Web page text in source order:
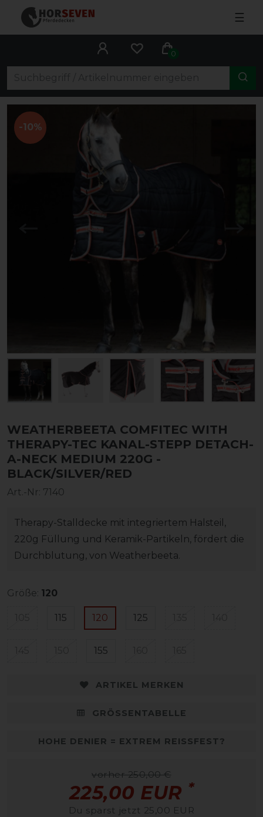
☰
0
-10%
WEATHERBEETA COMFITEC WITH
THERAPY-TEC KANAL-STEPP DETACH-
A-NECK MEDIUM 220G -
BLACK/SILVER/RED
Art.-Nr: 7140
Therapy-Stalldecke mit integriertem Halsteil,
220g Füllung und Keramik-Partikeln, fördert die
Durchblutung, von Weatherbeeta.
Größe: 120
115 120 125
155
ARTIKEL MERKEN
GRÖSSENTABELLE
HOHE DENIER = EXTREM REISSFEST?
vorher 250,00 €
225,00 EUR *
Du sparst jetzt 25,00 EUR